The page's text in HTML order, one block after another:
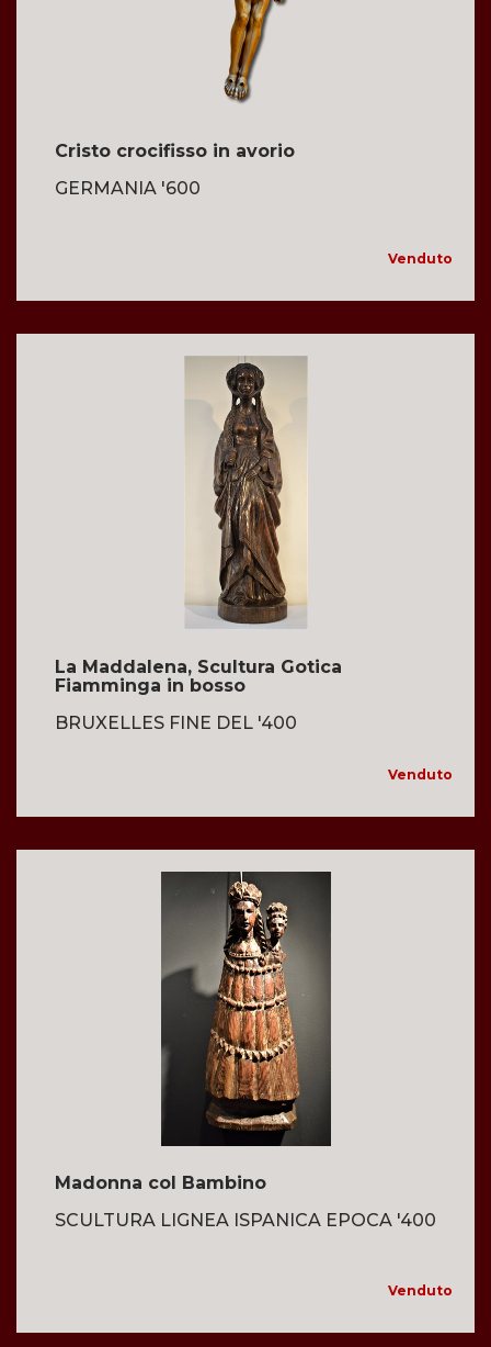
Cristo crocifisso in avorio
GERMANIA '600
Venduto
La Maddalena, Scultura Gotica
Fiamminga in bosso
BRUXELLES FINE DEL '400
Venduto
Madonna col Bambino
SCULTURA LIGNEA ISPANICA EPOCA '400
Venduto